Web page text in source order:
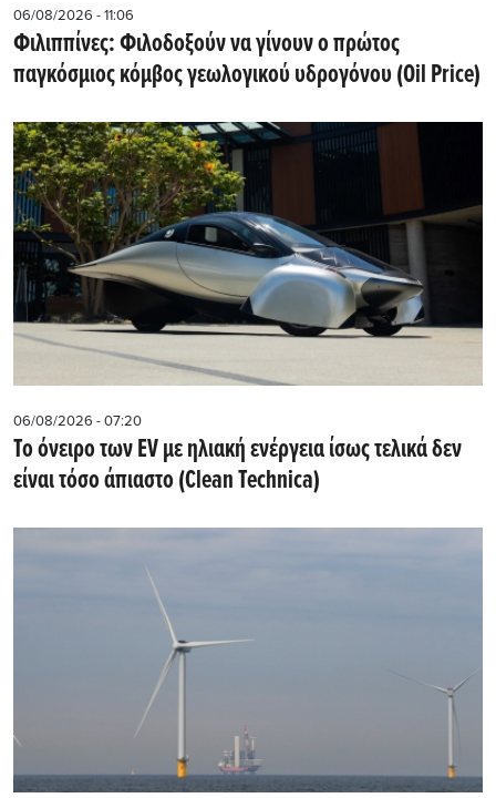
06/08/2026 - 11:06
Φιλιππίνες: Φιλοδοξούν να γίνουν ο πρώτος
παγκόσμιος κόμβος γεωλογικού υδρογόνου (Oil Price)
06/08/2026 - 07:20
Το όνειρο των EV με ηλιακή ενέργεια ίσως τελικά δεν
είναι τόσο άπιαστο (Clean Technica)